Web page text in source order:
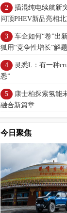
插混纯电续航新
问顶PHEV新品亮相
车企如何“卷”出
狐用“竞争性增长”解题
灵悉L：有一种
悉”
康士柏探索氢能
融合新篇章
今日聚焦